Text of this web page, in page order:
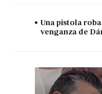
Una pistola
venganza de